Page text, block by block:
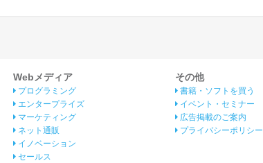
Webメディア
プログラミング
エンタープライズ
マーケティング
ネット通販
イノベーション
セールス
その他
書籍・ソフトを買う
イベント・セミナー
広告掲載のご案内
プライバシーポリシー